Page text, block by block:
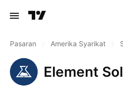
Pasaran Amerika Syarikat
Element